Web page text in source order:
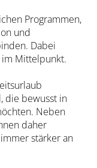
Programmen,
und
Dabei
Mittelpunkt.
die bewusst in
Neben
daher
stärker an